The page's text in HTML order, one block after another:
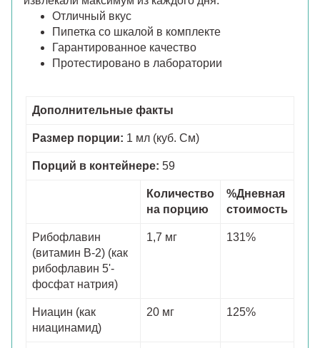
Отличный вкус
Пипетка со шкалой в комплекте
Гарантированное качество
Протестировано в лаборатории
Дополнительные факты
Размер порции: 1 мл (куб. См)
Порций в контейнере: 59
Количество
на порцию
%Дневная
стоимость
Рибофлавин
(витамин B-2) (как
рибофлавин 5'-
фосфат натрия)
1,7 мг 131%
Ниацин (как
ниацинамид)
20 мг 125%